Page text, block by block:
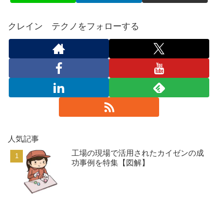
クレイン テクノをフォローする
人気記事
工場の現場で活用されたカイゼンの成
功事例を特集【図解】